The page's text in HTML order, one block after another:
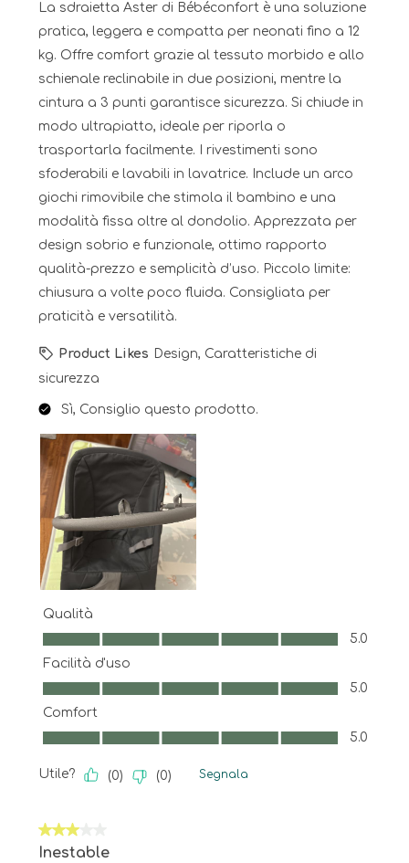
La sdraietta Aster di Bébéconfort è una soluzione
pratica, leggera e compatta per neonati fino a 12
kg. Offre comfort grazie al tessuto morbido e allo
schienale reclinabile in due posizioni, mentre la
cintura a 3 punti garantisce sicurezza. Si chiude in
modo ultrapiatto, ideale per riporla o
trasportarla facilmente. I rivestimenti sono
sfoderabili e lavabili in lavatrice. Include un arco
giochi rimovibile che stimola il bambino e una
modalità fissa oltre al dondolio. Apprezzata per
design sobrio e funzionale, ottimo rapporto
qualità-prezzo e semplicità d’uso. Piccolo limite:
chiusura a volte poco fluida. Consigliata per
praticità e versatilità.
Product Likes Design, Caratteristiche di
sicurezza
Sì, Consiglio questo prodotto.
Qualità
Qualità, 5.0 su 5
5.0
Facilità d'uso
Facilità d'uso, 5.0 su 5
5.0
Comfort
Comfort, 5.0 su 5
5.0
Utile? (0) (0) Segnala
3 su 5 stelle.
Inestable